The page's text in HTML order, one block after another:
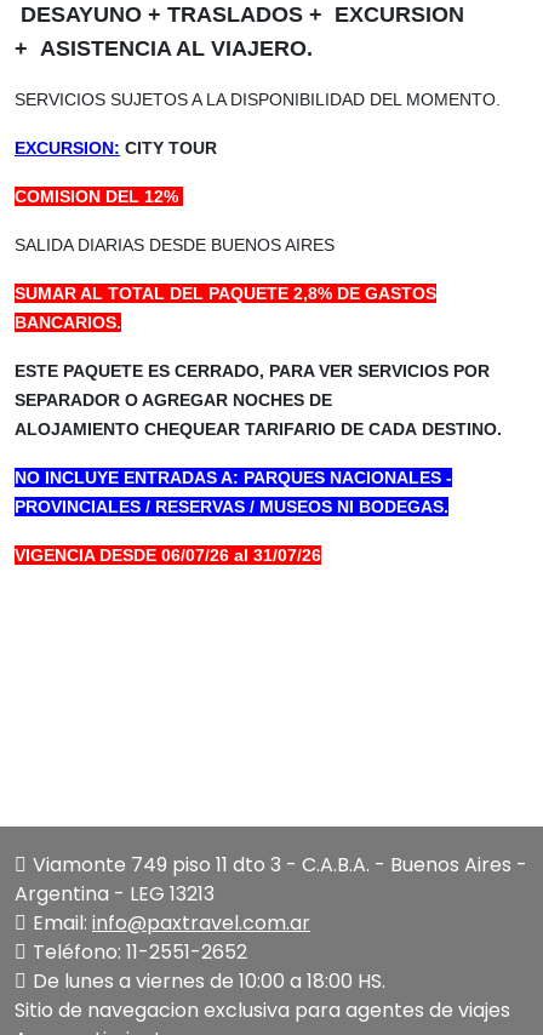
DESAYUNO + TRASLADOS + EXCURSION
+ ASISTENCIA AL VIAJERO.
SERVICIOS SUJETOS A LA DISPONIBILIDAD DEL MOMENTO.
EXCURSION: CITY TOUR
COMISION DEL 12%
SALIDA DIARIAS DESDE BUENOS AIRES
SUMAR AL TOTAL DEL PAQUETE 2,8% DE GASTOS
BANCARIOS.
ESTE PAQUETE ES CERRADO, PARA VER SERVICIOS POR
SEPARADOR O AGREGAR NOCHES DE
ALOJAMIENTO CHEQUEAR TARIFARIO DE CADA DESTINO.
NO INCLUYE ENTRADAS A: PARQUES NACIONALES -
PROVINCIALES / RESERVAS / MUSEOS NI BODEGAS.
VIGENCIA DESDE 06/07/26 al 31/07/26
Viamonte 749 piso 11 dto 3 - C.A.B.A. - Buenos Aires -
Argentina - LEG 13213
Email: info@paxtravel.com.ar
Teléfono: 11-2551-2652
De lunes a viernes de 10:00 a 18:00 HS.
Sitio de navegacion exclusiva para agentes de viajes